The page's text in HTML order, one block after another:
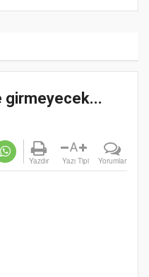
girmeyecek...
Yazdır
A
Yazı Tipi Yorumlar